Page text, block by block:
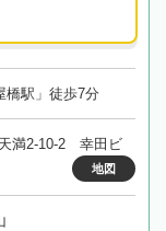
橋駅」徒歩7分
満2-10-2 幸田ビ
地図